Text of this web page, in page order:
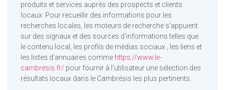
produits et services auprès des prospects et clients
locaux. Pour recueillir des informations pour les
recherches locales, les moteurs de recherche s’appuient
sur des signaux et des sources d’informations telles que
le contenu local, les profils de médias sociaux , les liens et
les listes d’annuaires comme https://www.le-
cambresis.fr/ pour fournir à l’utilisateur une sélection des
résultats locaux dans le Cambrésis les plus pertinents.